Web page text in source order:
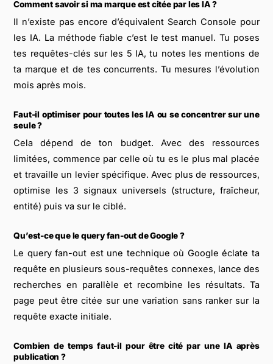
Comment savoir si ma marque est citée par les IA ?
Il n’existe pas encore d’équivalent Search Console pour
les IA. La méthode fiable c’est le test manuel. Tu poses
tes requêtes-clés sur les 5 IA, tu notes les mentions de
ta marque et de tes concurrents. Tu mesures l’évolution
mois après mois.
Faut-il optimiser pour toutes les IA ou se concentrer sur une
seule ?
Cela dépend de ton budget. Avec des ressources
limitées, commence par celle où tu es le plus mal placée
et travaille un levier spécifique. Avec plus de ressources,
optimise les 3 signaux universels (structure, fraîcheur,
entité) puis va sur le ciblé.
Qu’est-ce que le query fan-out de Google ?
Le query fan-out est une technique où Google éclate ta
requête en plusieurs sous-requêtes connexes, lance des
recherches en parallèle et recombine les résultats. Ta
page peut être citée sur une variation sans ranker sur la
requête exacte initiale.
Combien de temps faut-il pour être cité par une IA après
publication ?